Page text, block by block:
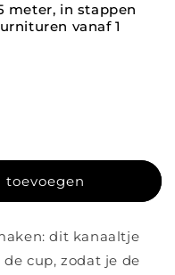
meter, in stappen
vanaf 1
Denimblauw
voor Beugelband
dit kanaaltje
cup, zodat je de